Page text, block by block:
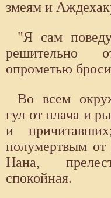
змеям и
"Я сам
решительно
опрометью
Во всем
гул от плача и
и
полумертвым от
Нана,
спокойная.